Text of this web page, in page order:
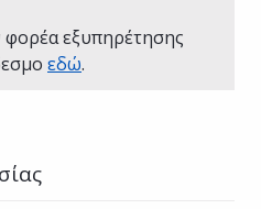
φορέα εξυπηρέτησης
εδώ.